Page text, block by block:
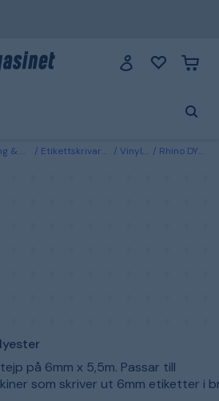
Etikettskrivare & märkmaskiner Vinyl, tejp & etiketter Rhino DYMO Tejp 6 mm, permanent polyester Svart på vitt
på 6mm x 5,5m. Passar till
som skriver ut 6mm etiketter i